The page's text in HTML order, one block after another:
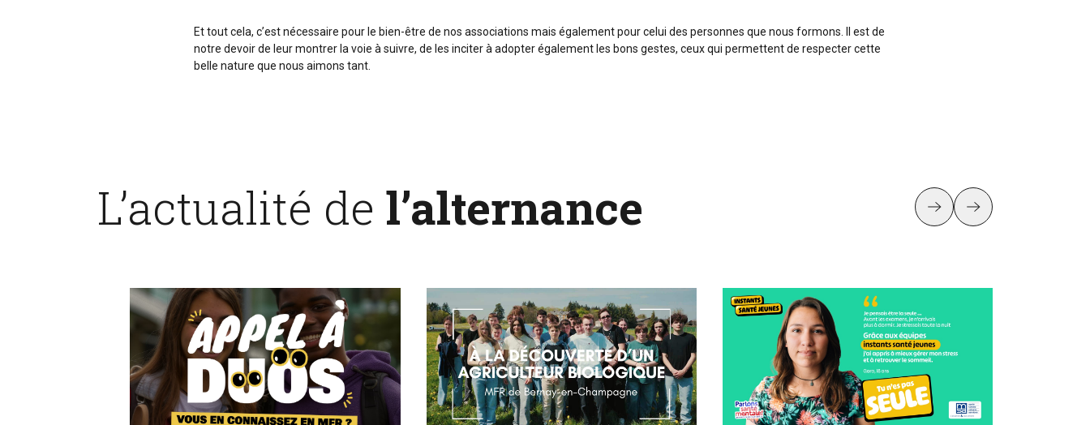
Et tout cela, c’est nécessaire pour le bien-être de nos associations mais également pour celui des personnes que nous formons. Il est de
notre devoir de leur montrer la voie à suivre, de les inciter à adopter également les bons gestes, ceux qui permettent de respecter cette
belle nature que nous aimons tant.
L’actualité de l’alternance